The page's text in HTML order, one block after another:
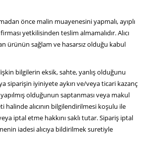
önce malin muayenesini yapmalı, ayıplı
yetkilisinden teslim almamalıdır. Alıcı
ürünün sağlam ve hasarsız olduğu kabul
bilgilerin eksik, sahte, yanlış olduğunu
siparişin iyiniyete aykırı ve/veya ticari kazanç
olduğunun saptanması veya makul
alıcının bilgilendirilmesi koşulu ile
iptal etme hakkını saklı tutar. Sipariş iptal
iadesi alıcıya bildirilmek suretiyle